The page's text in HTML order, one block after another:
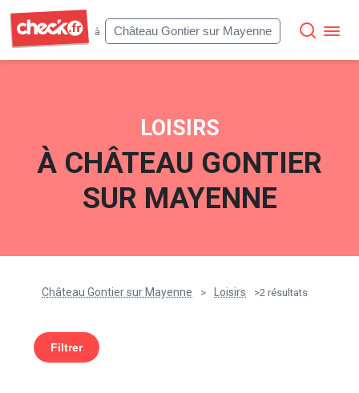
à
Château Gontier sur Mayenne
LOISIRS
À CHÂTEAU GONTIER
SUR MAYENNE
Château Gontier sur Mayenne > Loisirs >2 résultats
Filtrer